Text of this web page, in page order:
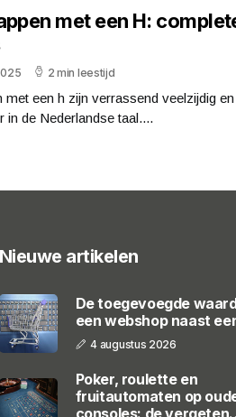
met een H:
2 min leestijd
met een h zijn verrassend veelzijdig
in de Nederlandse taal....
Nieuwe artikelen
De toegevoegde
een webshop naast
4 augustus 2026
Poker, roulette en
fruitautomaten op
consoles: de vergeten